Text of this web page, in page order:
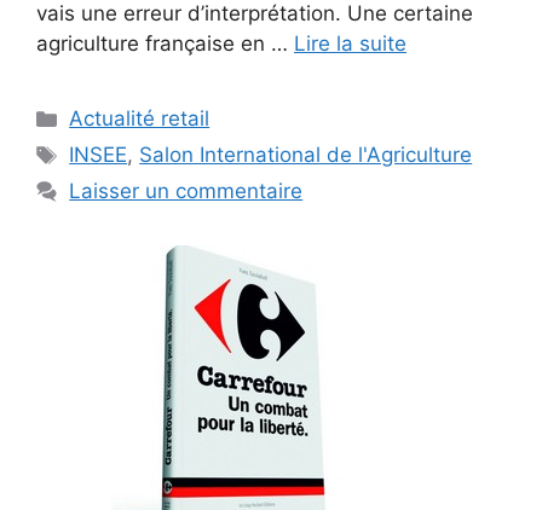
vais une erreur d’interprétation. Une certaine
agriculture française en … Lire la suite
Catégories
Actualité retail
Étiquettes
INSEE, Salon International de l'Agriculture
Laisser un commentaire